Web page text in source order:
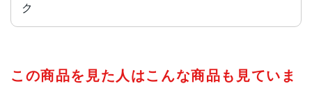
ク
A17 Proチップ2つの高性能コアと4つの高効率コアを搭載
この商品を見た人はこんな商品も見ていま